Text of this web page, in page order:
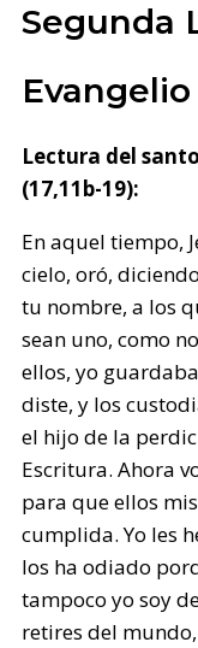
Segunda
Lectura del
(17,11b-19):
En aquel tiempo,
cielo, oró,
tu nombre, a los
sean uno, como
ellos, yo
diste, y los
el hijo de la
Escritura. Ahora
para que ellos
cumplida. Yo les
los ha odiado
tampoco yo soy
retires del